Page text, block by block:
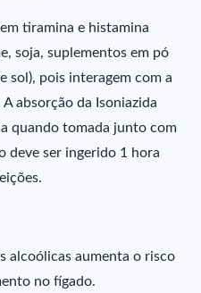
tiramina e histamina
soja, suplementos em pó
sol), pois interagem com a
absorção da Isoniazida
quando tomada junto com
deve ser ingerido 1 hora
alcoólicas aumenta o risco
no fígado.